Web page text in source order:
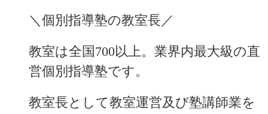
＼個別指導塾の教室長／
教室は全国700以上。業界内最大級の直
営個別指導塾です。
教室長として教室運営及び塾講師業を